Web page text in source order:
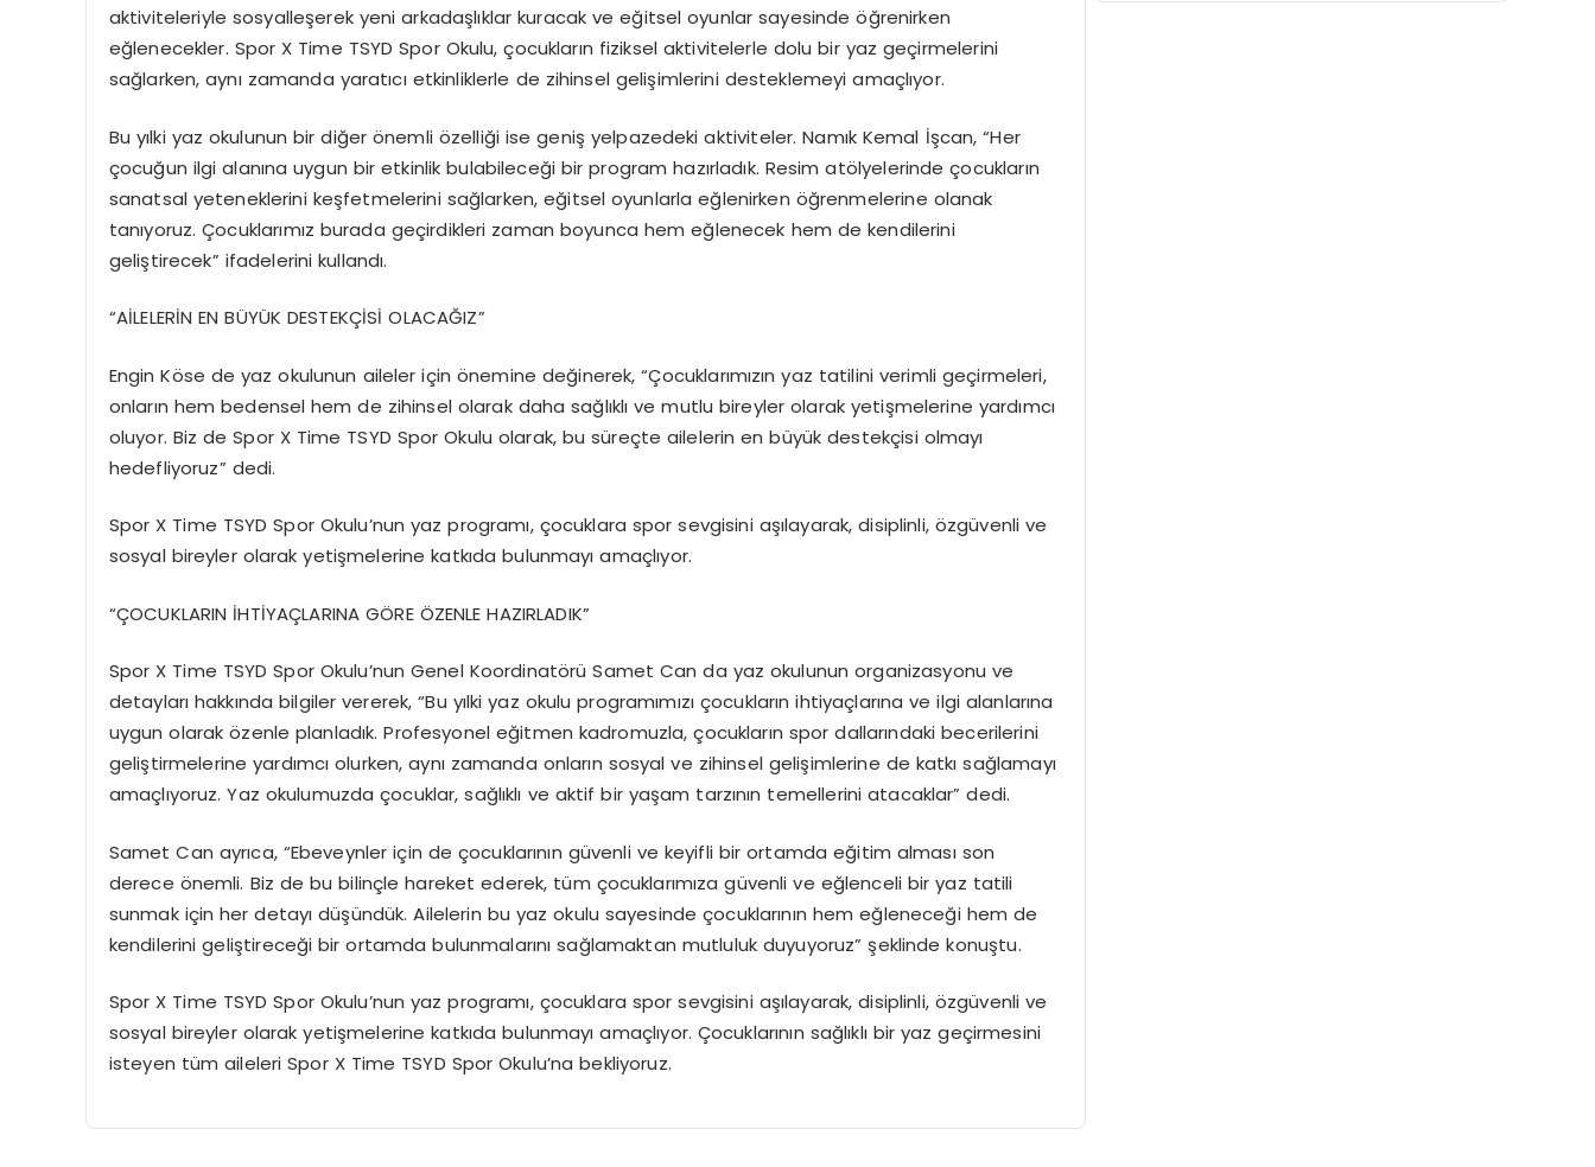
aktiviteleriyle sosyalleşerek yeni arkadaşlıklar kuracak ve eğitsel oyunlar sayesinde öğrenirken
eğlenecekler. Spor X Time TSYD Spor Okulu, çocukların fiziksel aktivitelerle dolu bir yaz geçirmelerini
sağlarken, aynı zamanda yaratıcı etkinliklerle de zihinsel gelişimlerini desteklemeyi amaçlıyor.
Bu yılki yaz okulunun bir diğer önemli özelliği ise geniş yelpazedeki aktiviteler. Namık Kemal İşcan, “Her
çocuğun ilgi alanına uygun bir etkinlik bulabileceği bir program hazırladık. Resim atölyelerinde çocukların
sanatsal yeteneklerini keşfetmelerini sağlarken, eğitsel oyunlarla eğlenirken öğrenmelerine olanak
tanıyoruz. Çocuklarımız burada geçirdikleri zaman boyunca hem eğlenecek hem de kendilerini
geliştirecek” ifadelerini kullandı.
“AİLELERİN EN BÜYÜK DESTEKÇİSİ OLACAĞIZ”
Engin Köse de yaz okulunun aileler için önemine değinerek, “Çocuklarımızın yaz tatilini verimli geçirmeleri,
onların hem bedensel hem de zihinsel olarak daha sağlıklı ve mutlu bireyler olarak yetişmelerine yardımcı
oluyor. Biz de Spor X Time TSYD Spor Okulu olarak, bu süreçte ailelerin en büyük destekçisi olmayı
hedefliyoruz” dedi.
Spor X Time TSYD Spor Okulu’nun yaz programı, çocuklara spor sevgisini aşılayarak, disiplinli, özgüvenli ve
sosyal bireyler olarak yetişmelerine katkıda bulunmayı amaçlıyor.
“ÇOCUKLARIN İHTİYAÇLARINA GÖRE ÖZENLE HAZIRLADIK”
Spor X Time TSYD Spor Okulu’nun Genel Koordinatörü Samet Can da yaz okulunun organizasyonu ve
detayları hakkında bilgiler vererek, “Bu yılki yaz okulu programımızı çocukların ihtiyaçlarına ve ilgi alanlarına
uygun olarak özenle planladık. Profesyonel eğitmen kadromuzla, çocukların spor dallarındaki becerilerini
geliştirmelerine yardımcı olurken, aynı zamanda onların sosyal ve zihinsel gelişimlerine de katkı sağlamayı
amaçlıyoruz. Yaz okulumuzda çocuklar, sağlıklı ve aktif bir yaşam tarzının temellerini atacaklar” dedi.
Samet Can ayrıca, “Ebeveynler için de çocuklarının güvenli ve keyifli bir ortamda eğitim alması son
derece önemli. Biz de bu bilinçle hareket ederek, tüm çocuklarımıza güvenli ve eğlenceli bir yaz tatili
sunmak için her detayı düşündük. Ailelerin bu yaz okulu sayesinde çocuklarının hem eğleneceği hem de
kendilerini geliştireceği bir ortamda bulunmalarını sağlamaktan mutluluk duyuyoruz” şeklinde konuştu.
Spor X Time TSYD Spor Okulu’nun yaz programı, çocuklara spor sevgisini aşılayarak, disiplinli, özgüvenli ve
sosyal bireyler olarak yetişmelerine katkıda bulunmayı amaçlıyor. Çocuklarının sağlıklı bir yaz geçirmesini
isteyen tüm aileleri Spor X Time TSYD Spor Okulu’na bekliyoruz.